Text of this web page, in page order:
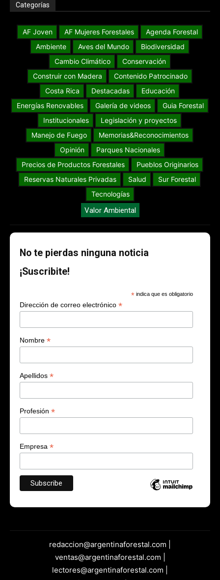
Categorías
AF Joven AF Mujeres Forestales
Agenda Forestal
Ambiente
Aves del Mundo
Biodiversidad
Cambio Climático
Conservación
Construir con Madera
Contenido Patrocinado
Costa Rica
Destacadas
Educación
Energías Renovables
Galería de videos
Guia Forestal
Institucionales
Legislación y proyectos
Manejo de Fuego
Memorias&Reconocimientos
Opinión
Parques Nacionales
Precios de Productos Forestales
Pueblos Originarios
Reservas Naturales Privadas
Salud
Sur Forestal
Tecnologías
Valor Ambiental
No te pierdas ninguna noticia
¡Suscribite!
* indica que es obligatorio
Dirección de correo electrónico *
Nombre *
Apellidos *
Profesión *
Empresa *
redaccion@argentinaforestal.com |
ventas@argentinaforestal.com |
lectores@argentinaforestal.com |